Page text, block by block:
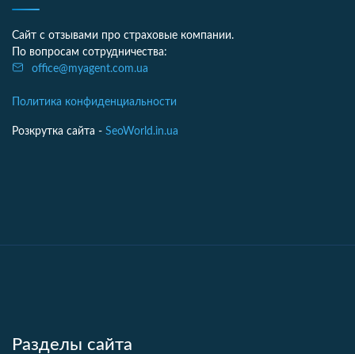
Сайт с отзывами про страховые компании.
По вопросам сотрудничества:
office@myagent.com.ua
Политика конфиденциальности
Розкрутка сайта - SeoWorld.in.ua
Разделы сайта